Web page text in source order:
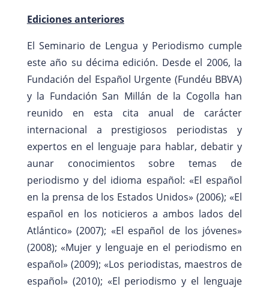
Ediciones anteriores
El Seminario de Lengua y Periodismo cumple
este año su décima edición. Desde el 2006, la
Fundación del Español Urgente (Fundéu BBVA)
y la Fundación San Millán de la Cogolla han
reunido en esta cita anual de carácter
internacional a prestigiosos periodistas y
expertos en el lenguaje para hablar, debatir y
aunar conocimientos sobre temas de
periodismo y del idioma español: «El español
en la prensa de los Estados Unidos» (2006); «El
español en los noticieros a ambos lados del
Atlántico» (2007); «El español de los jóvenes»
(2008); «Mujer y lenguaje en el periodismo en
español» (2009); «Los periodistas, maestros de
español» (2010); «El periodismo y el lenguaje